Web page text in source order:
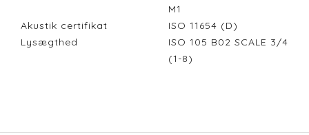
M1
Akustik certifikat
ISO 11654 (D)
Lysægthed
ISO 105 B02 SCALE 3/4
(1-8)